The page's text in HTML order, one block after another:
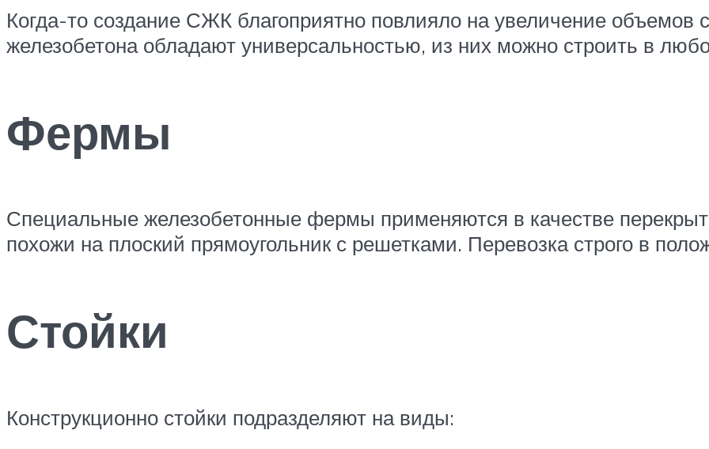
Когда-то создание СЖК благоприятно повлияло на увеличение объемов
железобетона обладают универсальностью, из них можно строить в
Фермы
Специальные железобетонные фермы применяются в качестве
похожи на плоский прямоугольник с решетками. Перевозка строго в
Стойки
Конструкционно стойки подразделяют на виды: